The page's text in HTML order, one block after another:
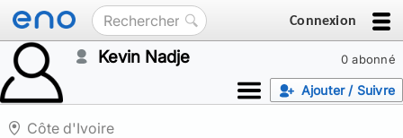
Connexion
0 abonné
Kevin Nadje
Ajouter / Suivre
Côte d'Ivoire